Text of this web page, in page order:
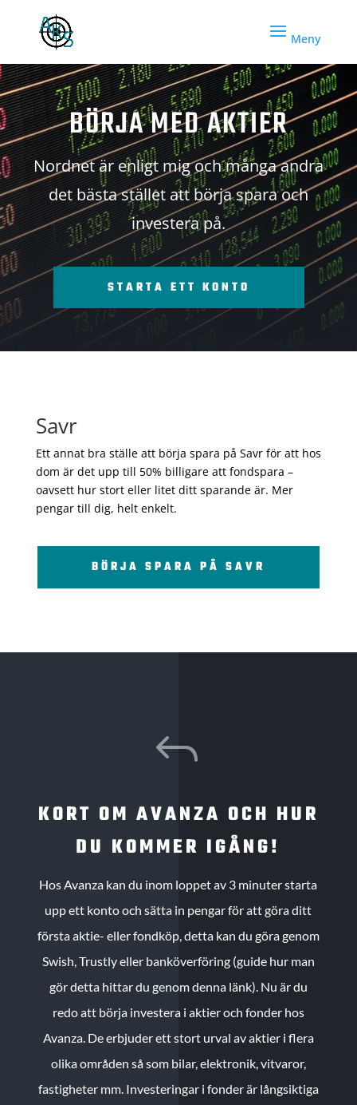
BÖRJA MED AKTIER
Nordnet är enligt mig och många andra
det bästa stället att börja spara och
investera på.
STARTA ETT KONTO
Savr
Ett annat bra ställe att börja spara på Savr för att hos
dom är det upp till 50% billigare att fondspara –
oavsett hur stort eller litet ditt sparande är. Mer
pengar till dig, helt enkelt.
BÖRJA SPARA PÅ SAVR
J
KORT OM AVANZA OCH HUR
DU KOMMER IGÅNG!
Hos Avanza kan du inom loppet av 3 minuter starta
upp ett konto och sätta in pengar för att göra ditt
första aktie- eller fondköp, detta kan du göra genom
Swish, Trustly eller banköverföring (guide hur man
gör detta hittar du genom denna länk). Nu är du
redo att börja investera i aktier och fonder hos
Avanza. De erbjuder ett stort urval av aktier i flera
olika områden så som bilar, elektronik, vitvaror,
fastigheter mm. Investeringar i fonder är långsiktiga